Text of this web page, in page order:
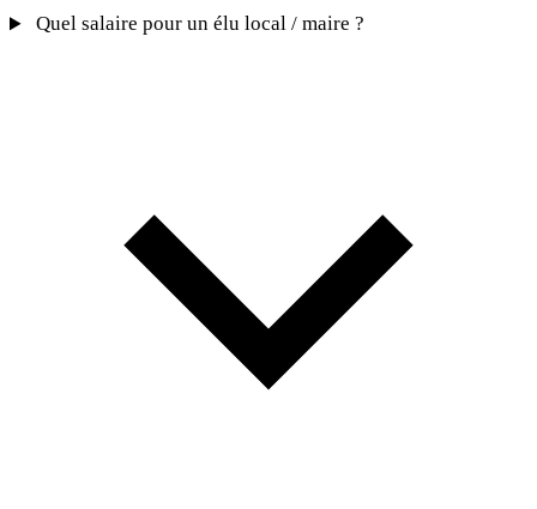
Quel salaire pour un élu local / maire ?